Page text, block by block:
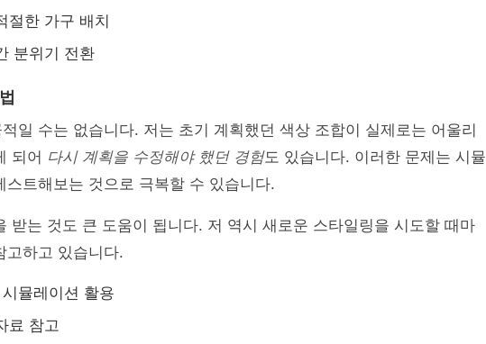
절한 가구 배치
분위기 전환
일 수는 없습니다. 저는 초기 계획했던 색상 조합이 실제로는 어울리
되어 다시 계획을 수정해야 했던 경험도 있습니다. 이러한 문제는 시뮬
스트해보는 것으로 극복할 수 있습니다.
받는 것도 큰 도움이 됩니다. 저 역시 새로운 스타일링을 시도할 때마
고하고 있습니다.
뮬레이션 활용
료 참고